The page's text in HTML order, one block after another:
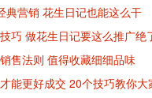
典营销 花生日记也能这么干
巧 做花生日记要这么推广绝
售法则 值得收藏细细品味
能更好成交 20个技巧教你大